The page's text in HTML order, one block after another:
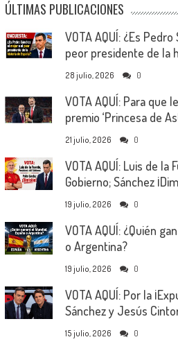
ÚLTIMAS PUBLICACIONES
VOTA AQUÍ: ¿Es
peor presidente de la
28 julio, 2026 0
VOTA AQUÍ: Para que
premio ‘Princesa de
21 julio, 2026 0
VOTA AQUÍ: Luis de
Gobierno; Sánchez
19 julio, 2026 0
VOTA AQUÍ: ¿Quién
o Argentina?
19 julio, 2026 0
VOTA AQUÍ: Por la
Sánchez y Jesús
15 julio, 2026 0